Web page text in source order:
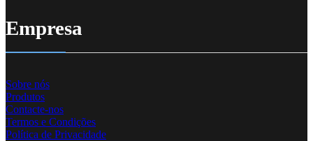
Empresa
Sobre nós
Produtos
Contacte-nos
Termos e Condições
Política de Privacidade